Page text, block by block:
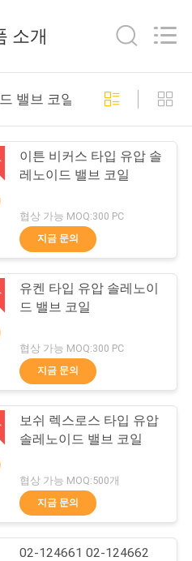
넣은 실
228
넣은 맥
43
이드 밸
617
소개
밸브 코일
이튼 비커스 타입 유압 솔
레노이드 밸브 코일
협상 가능 MOQ:300 PC
지금 문의
유켄 타입 유압 솔레노이
드 밸브 코일
협상 가능 MOQ:300 PC
지금 문의
보쉬 렉스로스 타입 유압
솔레노이드 밸브 코일
협상 가능 MOQ:500개
지금 문의
02-124661 02-124662